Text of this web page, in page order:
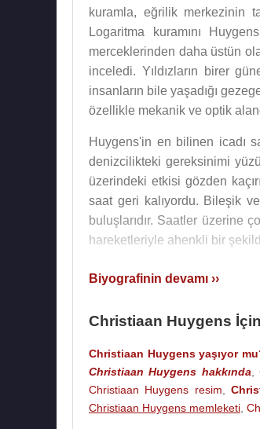
kuramla, eğrilik merkezinin
Logaritma kuramını
merceklerinden daha üstün
inceledi. Yıldızların birer
insanların bile yaşadığı
özellikle mekanik ve optik
Huygens'in en bilinen icadı
denizcilikteki gereksinimi
üzerindeki etkisi gözden
saat geri kalıyordu. Bileşik
buluşlarıdır. Saatler üzerine
hareketleriyle ahenkli bir
Orion takımyıldızını
halkaları ile ilgili çalışmalar
saat olduğunu hesaplamış,
1673 yılında, merkezkaç
inceleyen Huygens'tir. Işık
etti ve bunun üzerine sayısız
Biyografinin devamı ››
Christiaan Huygens
Christiaan Huygens yaşıyor
Christiaan Huygens hakkında ,
Christiaan Huygens resim ,
Christiaan Huygens memleketi